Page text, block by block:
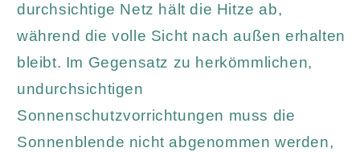
durchsichtige Netz hält die Hitze ab,
während die volle Sicht nach außen erhalten
bleibt. Im Gegensatz zu herkömmlichen,
undurchsichtigen
Sonnenschutzvorrichtungen muss die
Sonnenblende nicht abgenommen werden,